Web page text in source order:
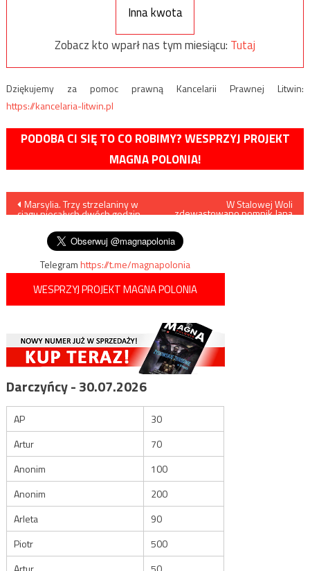
Inna kwota
Zobacz kto wparł nas tym miesiącu: Tutaj
Dziękujemy za pomoc prawną Kancelarii Prawnej Litwin:
https://kancelaria-litwin.pl
PODOBA CI SIĘ TO CO ROBIMY? WESPRZYJ PROJEKT
MAGNA POLONIA!
Nawigacja
wpisu
Marsylia. Trzy strzelaniny w
ciągu niecałych dwóch godzin.
W Stalowej Woli
zdewastowano pomnik Jana
Telegramhttps://t.me/magnapolonia
WESPRZYJ PROJEKT MAGNA POLONIA
Darczyńcy - 30.07.2026
AP
30
Artur
70
Anonim
100
Anonim
200
Arleta
90
Piotr
500